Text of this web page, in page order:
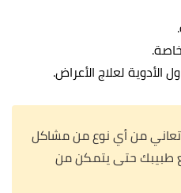
الأدوية لعلاج الأعراض.
تعاني من أي نوع من مشاكل
طبيبك حتى يتمكن من